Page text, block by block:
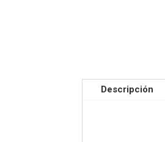
Descripción